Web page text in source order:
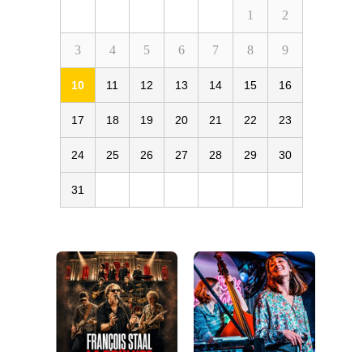
1 2
3 4 5 6 7 8 9
10 11 12 13 14 15 16
17 18 19 20 21 22 23
24 25 26 27 28 29 30
31